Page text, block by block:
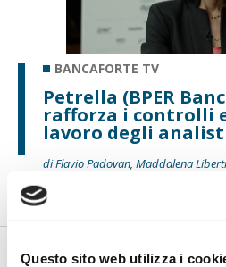
Questo sito web utilizza i
BANCAFORTE TV
Petrella (BPER
rafforza i controlli
lavoro degli
di Flavio Padovan, Maddalena